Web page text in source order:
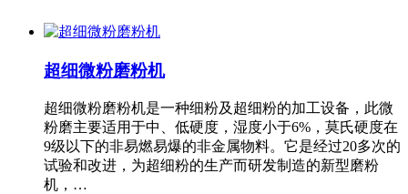
超细微粉磨粉机
超细微粉磨粉机是一种细粉及超细粉的加工设备，此微
粉磨主要适用于中、低硬度，湿度小于6%，莫氏硬度在
9级以下的非易燃易爆的非金属物料。它是经过20多次的
试验和改进，为超细粉的生产而研发制造的新型磨粉
机，…